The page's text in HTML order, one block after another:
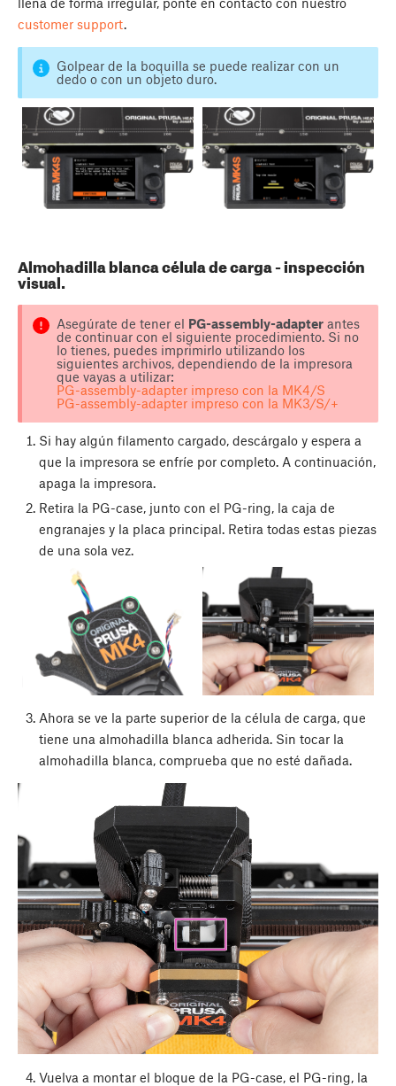
customer support.
Golpear de la boquilla se puede realizar con un
dedo o con un objeto duro.
Almohadilla blanca célula de carga - inspección
visual.
Asegúrate de tener el PG-assembly-adapterantes
de continuar con el siguiente procedimiento. Si no
lo tienes, puedes imprimirlo utilizando los
siguientes archivos, dependiendo de la impresora
que vayas a utilizar:
PG-assembly-adapter impreso con la MK4/S
PG-assembly-adapter impreso con la MK3/S/+
Si hay algún filamento cargado, descárgalo y espera a
que la impresora se enfríe por completo. A continuación,
apaga la impresora.
Retira la PG-case, junto con el PG-ring, la caja de
engranajes y la placa principal. Retira todas estas piezas
de una sola vez.
Ahora se ve la parte superior de la célula de carga, que
tiene una almohadilla blanca adherida. Sin tocar la
almohadilla blanca, comprueba que no esté dañada.
Vuelva a montar el bloque de la PG-case, el PG-ring, la